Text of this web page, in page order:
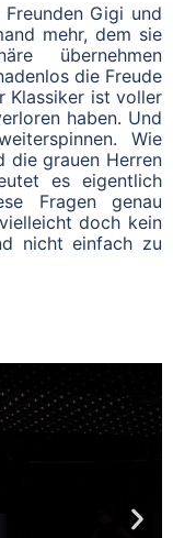
Gigi und
mehr, dem sie
übernehmen
die Freude
Klassiker ist voller
haben. Und
Wie
die grauen Herren
es eigentlich
Fragen genau
doch kein
nicht einfach zu